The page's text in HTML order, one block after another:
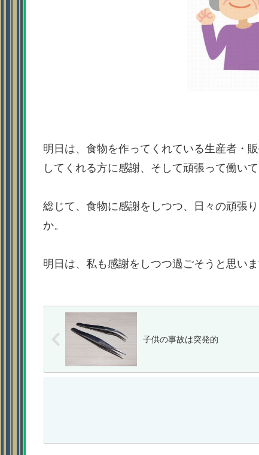
明日は、食物を作ってくれている生産者・
してくれる方に感謝、そして頑張って働い
総じて、食物に感謝をしつつ、日々の頑張
か。
明日は、私も感謝をしつつ過ごそうと思い
子供の事故は突発的